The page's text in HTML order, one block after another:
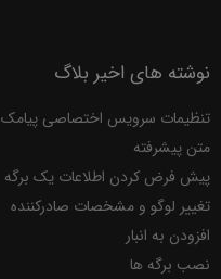
نوشته های اخیر بلاگ
تنظیمات سرویس اختصاصی پیامک
متن پیشرفته
پیش فرض کردن اطلاعات یک برگه
تغییر لوگو و مشخصات صادرکننده
افزودن به انبار
نصب برگه ها